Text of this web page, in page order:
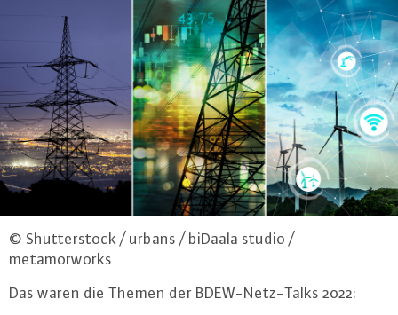
© Shutterstock / urbans / biDaala studio /
metamorworks
Das waren die Themen der BDEW-Netz-Talks 2022: